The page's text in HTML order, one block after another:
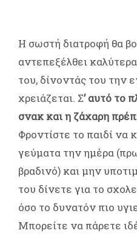
Η σωστή διατροφή θα
αντεπεξέλθει
του, δίνοντάς του την
χρειάζεται. Σ’ αυτό το
σνακ και η ζάχαρη
Φροντίστε το παιδί να
γεύματα την ημέρα
βραδινό) και μην
του δίνετε για το
όσο το δυνατόν πιο
Μπορείτε να πάρετε